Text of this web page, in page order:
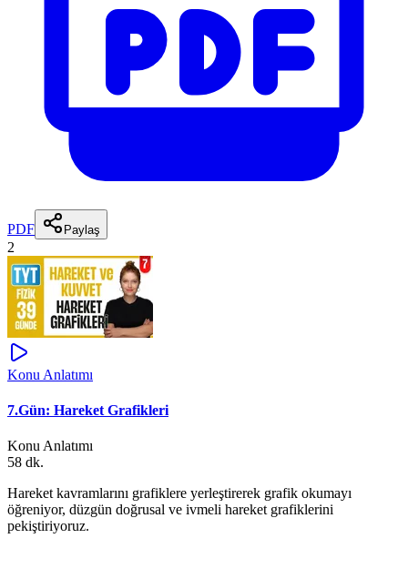
PDF Paylaş
2
Konu Anlatımı
7.Gün: Hareket Grafikleri
Konu Anlatımı
58 dk.
Hareket kavramlarını grafiklere yerleştirerek grafik okumayı
öğreniyor, düzgün doğrusal ve ivmeli hareket grafiklerini
pekiştiriyoruz.